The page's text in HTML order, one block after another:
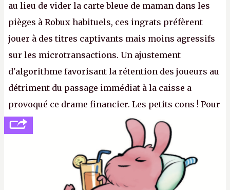
au lieu de vider la carte bleue de maman dans les
pièges à Robux habituels, ces ingrats préfèrent
jouer à des titres captivants mais moins agressifs
sur les microtransactions. Un ajustement
d'algorithme favorisant la rétention des joueurs au
détriment du passage immédiat à la caisse a
provoqué ce drame financier. Les petits cons ! Pour
se consoler, le PDG David Baszucki peut compter
sur le déblocage du jeu en Russie et l'explosion des
joueurs majeurs (+32 %). L'avenir appartient donc
aux adultes, qui ne sont jamais que des enfants
avec du pouvoir d'achat.P.